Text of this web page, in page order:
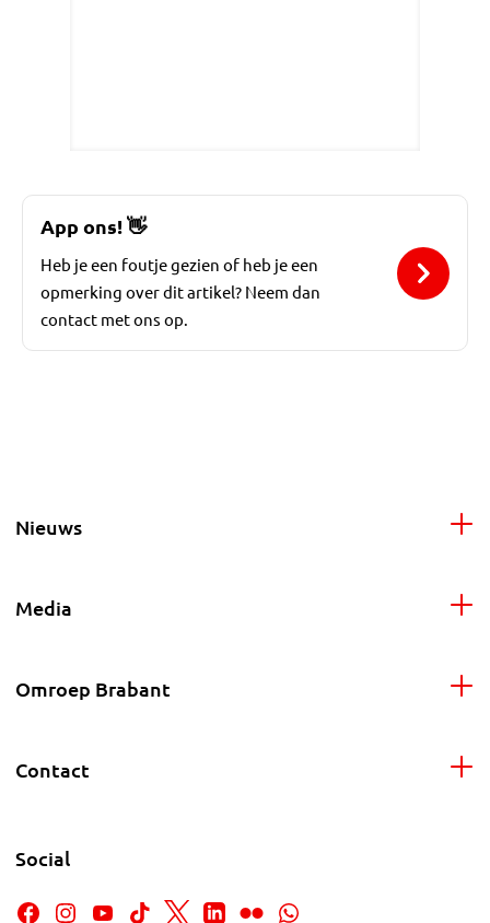
App ons!👋
Heb je een foutje gezien of heb je een
opmerking over dit artikel? Neem dan
contact met ons op.
Nieuws
Media
Omroep Brabant
Contact
Social